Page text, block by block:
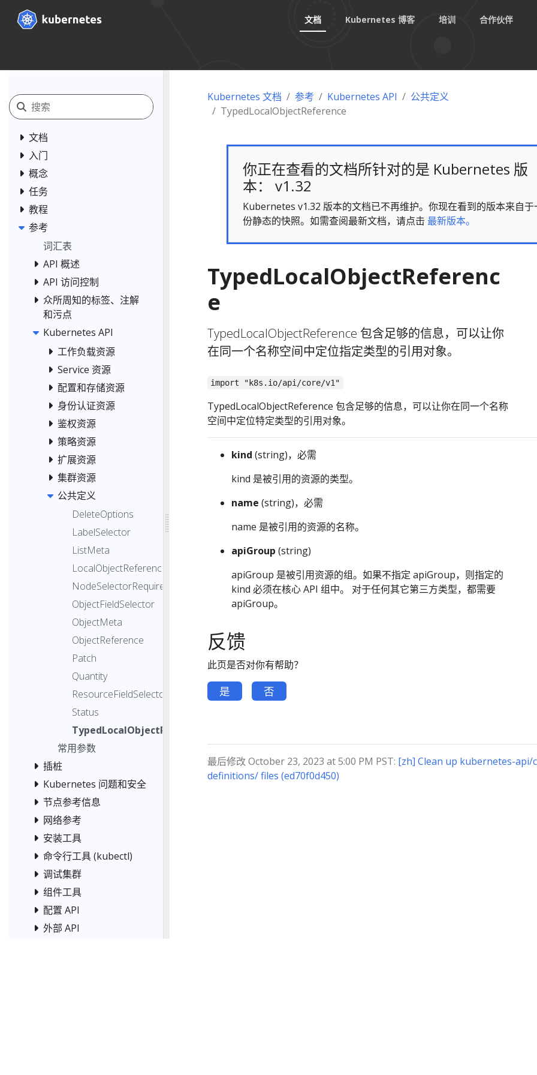
文档 Kubernetes 博客 培训 合作伙伴
文档
入门
概念
任务
教程
参考
词汇表
API 概述
API 访问控制
众所周知的标签、注解
和污点
Kubernetes API
工作负载资源
Service 资源
配置和存储资源
身份认证资源
鉴权资源
策略资源
扩展资源
集群资源
公共定义
DeleteOptions
LabelSelector
ListMeta
LocalObjectReference
NodeSelectorRequirement
ObjectFieldSelector
ObjectMeta
ObjectReference
Patch
Quantity
ResourceFieldSelector
Status
TypedLocalObjectReference
常用参数
插桩
Kubernetes 问题和安全
节点参考信息
网络参考
安装工具
命令行工具 (kubectl)
调试集群
组件工具
配置 API
外部 API
Kubernetes 文档 参考 Kubernetes API
公共定义
TypedLocalObjectReference
你正在查看的文档所针对的是 Kubernetes 版
本： v1.32
Kubernetes v1.32 版本的文档已不再维护。你现在看到的版本来自于
份静态的快照。如需查阅最新文档，请点击 最新版本。
TypedLocalObjectReferenc
e
TypedLocalObjectReference 包含足够的信息，可以让你
在同一个名称空间中定位指定类型的引用对象。
import "k8s.io/api/core/v1"
TypedLocalObjectReference 包含足够的信息，可以让你在同一个名称
空间中定位特定类型的引用对象。
kind (string)，必需
kind 是被引用的资源的类型。
name (string)，必需
name 是被引用的资源的名称。
apiGroup (string)
apiGroup 是被引用资源的组。如果不指定 apiGroup，则指定的
kind 必须在核心 API 组中。 对于任何其它第三方类型，都需要
apiGroup。
反馈
此页是否对你有帮助？
是 否
最后修改 October 23, 2023 at 5:00 PM PST: [zh] Clean up kubernetes-api/
definitions/ files (ed70f0d450)